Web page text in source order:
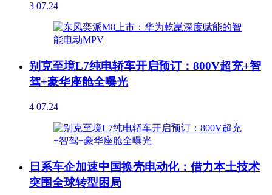
3 07.24
别克至境L7纯电轿车开启预订：800V超充+智
驾+豪华座舱全曝光
4 07.24
日系车企加速中国换壳电动化：借力本土技术
突围全球转型困局